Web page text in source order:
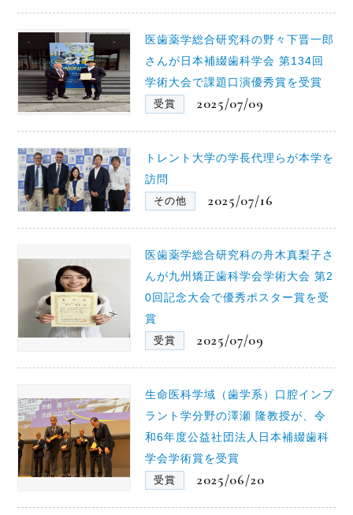
医歯薬学総合研究科の野々下晋一郎
さんが日本補綴歯科学会 第134回
学術大会で課題口演優秀賞を受賞
受賞
2025/07/09
トレント大学の学長代理らが本学を
訪問
その他
2025/07/16
医歯薬学総合研究科の舟木真梨子さ
んが九州矯正歯科学会学術大会 第2
0回記念大会で優秀ポスター賞を受
賞
受賞
2025/07/09
生命医科学域（歯学系）口腔インプ
ラント学分野の澤瀬 隆教授が、令
和6年度公益社団法人日本補綴歯科
学会学術賞を受賞
受賞
2025/06/20